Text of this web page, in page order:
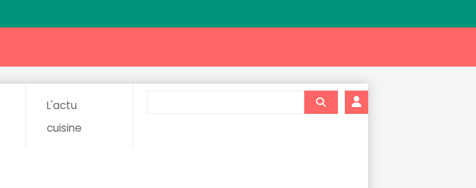
L'actu
cuisine